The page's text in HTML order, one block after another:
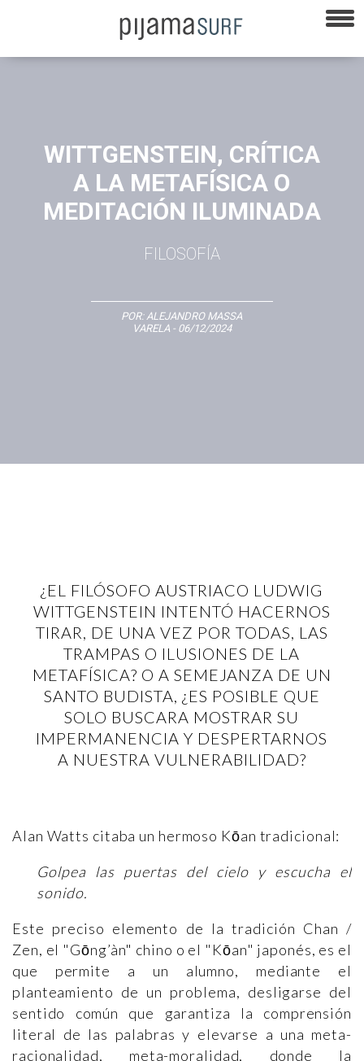
WITTGENSTEIN, CRÍTICA
A LA METAFÍSICA O
MEDITACIÓN ILUMINADA
FILOSOFÍA
POR: ALEJANDRO MASSA
VARELA- 06/12/2024
¿EL FILÓSOFO AUSTRIACO LUDWIG
WITTGENSTEIN INTENTÓ HACERNOS
TIRAR, DE UNA VEZ POR TODAS, LAS
TRAMPAS O ILUSIONES DE LA
METAFÍSICA? O A SEMEJANZA DE UN
SANTO BUDISTA, ¿ES POSIBLE QUE
SOLO BUSCARA MOSTRAR SU
IMPERMANENCIA Y DESPERTARNOS
A NUESTRA VULNERABILIDAD?
Alan Watts citaba un hermoso Kōan tradicional:
Golpea las puertas del cielo y escucha el
sonido.
Este preciso elemento de la tradición Chan /
Zen, el "Gōng’àn" chino o el "Kōan" japonés, es el
que permite a un alumno, mediante el
planteamiento de un problema, desligarse del
sentido común que garantiza la comprensión
literal de las palabras y elevarse a una meta-
racionalidad, meta-moralidad, donde la